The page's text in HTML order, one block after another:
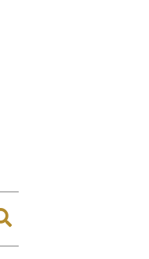
Expand
search